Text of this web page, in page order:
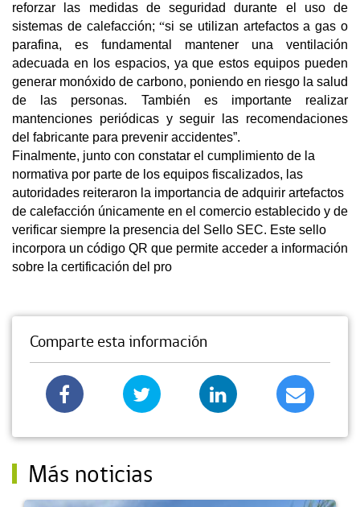
reforzar las medidas de seguridad durante el uso de
sistemas de calefacción; “si se utilizan artefactos a gas o
parafina, es fundamental mantener una ventilación
adecuada en los espacios, ya que estos equipos pueden
generar monóxido de carbono, poniendo en riesgo la salud
de las personas. También es importante realizar
mantenciones periódicas y seguir las recomendaciones
del fabricante para prevenir accidentes”.
Finalmente, junto con constatar el cumplimiento de la
normativa por parte de los equipos fiscalizados, las
autoridades reiteraron la importancia de adquirir artefactos
de calefacción únicamente en el comercio establecido y de
verificar siempre la presencia del Sello SEC. Este sello
incorpora un código QR que permite acceder a información
sobre la certificación del pro
Comparte esta información
Más noticias